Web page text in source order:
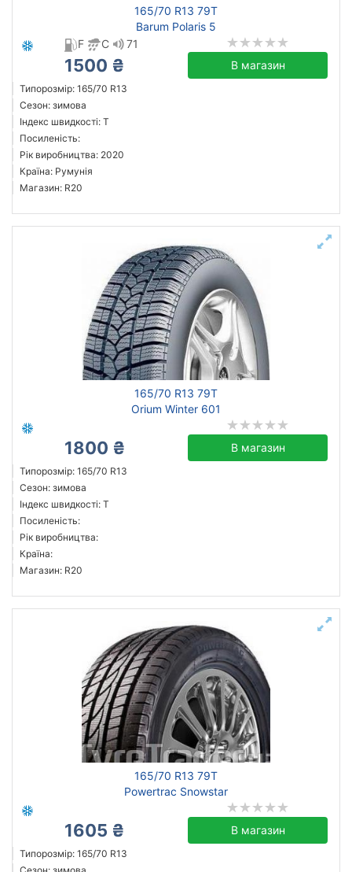
165/70 R13 79T
Barum Polaris 5
F
C 71
1500 ₴ В магазин
Типорозмір: 165/70 R13
Сезон: зимова
Індекс швидкості: T
Посиленість:
Рік виробництва: 2020
Країна: Румунія
Магазин: R20
165/70 R13 79T
Orium Winter 601
1800 ₴ В магазин
Типорозмір: 165/70 R13
Сезон: зимова
Індекс швидкості: T
Посиленість:
Рік виробництва:
Країна:
Магазин: R20
165/70 R13 79T
Powertrac Snowstar
1605 ₴ В магазин
Типорозмір: 165/70 R13